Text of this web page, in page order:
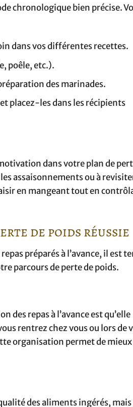
chronologique bien précise.
dans vos différentes recettes.
poêle, etc.).
des marinades.
placez-les dans les récipients
dans votre plan de
assaisonnements ou à
en mangeant tout en
de poids réussie
préparés à l’avance, il est
parcours de perte de poids.
des repas à l’avance est qu’elle
rentrez chez vous ou lors de
organisation permet de mieux
des aliments ingérés, mais